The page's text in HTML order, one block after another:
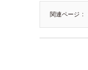
関連ページ